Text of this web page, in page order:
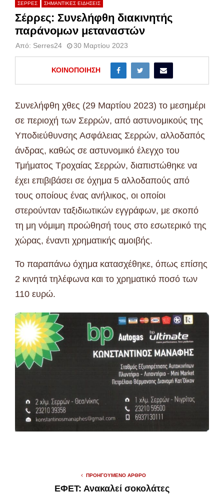
ΣΕΡΡΕΣ ΣΗΜΑΝΤΙΚΕΣ ΕΙΔΗΣΕΙΣ
Σέρρες: Συνελήφθη διακινητής
παράνομων μεταναστών
Από: Serres24 30 Μαρτίου 2023
ΚΟΙΝΟΠΟΊΗΣΗ
Συνελήφθη χθες (29 Μαρτίου 2023) το μεσημέρι
σε περιοχή των Σερρών, από αστυνομικούς της
Υποδιεύθυνσης Ασφάλειας Σερρών, αλλοδαπός
άνδρας, καθώς σε αστυνομικό έλεγχο του
Τμήματος Τροχαίας Σερρών, διαπιστώθηκε να
έχει επιβιβάσει σε όχημα 5 αλλοδαπούς από
τους οποίους ένας ανήλικος, οι οποίοι
στερούνταν ταξιδιωτικών εγγράφων, με σκοπό
τη μη νόμιμη προώθησή τους στο εσωτερικό της
χώρας, έναντι χρηματικής αμοιβής.
Το παραπάνω όχημα κατασχέθηκε, όπως επίσης
2 κινητά τηλέφωνα και το χρηματικό ποσό των
110 ευρώ.
ΠΡΟΗΓΟΎΜΕΝΟ ΆΡΘΡΟ
ΕΦΕΤ: Ανακαλεί σοκολάτες